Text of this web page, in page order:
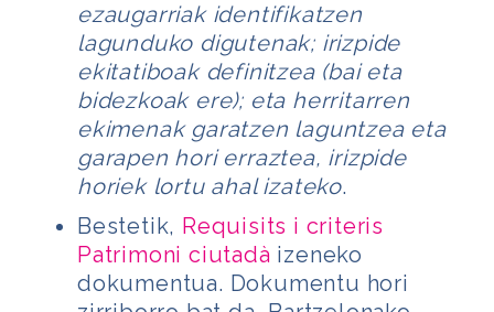
ezaugarriak identifikatzen
lagunduko digutenak; irizpide
ekitatiboak definitzea (bai eta
bidezkoak ere); eta herritarren
ekimenak garatzen laguntzea eta
garapen hori erraztea, irizpide
horiek lortu ahal izateko.
Bestetik, Requisits i criteris
Patrimoni ciutadà izeneko
dokumentua. Dokumentu hori